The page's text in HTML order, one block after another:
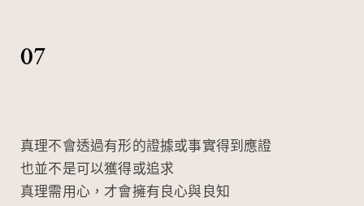
07
真理不會透過有形的證據或事實得到應證
也並不是可以獲得或追求
真理需用心，才會擁有良心與良知